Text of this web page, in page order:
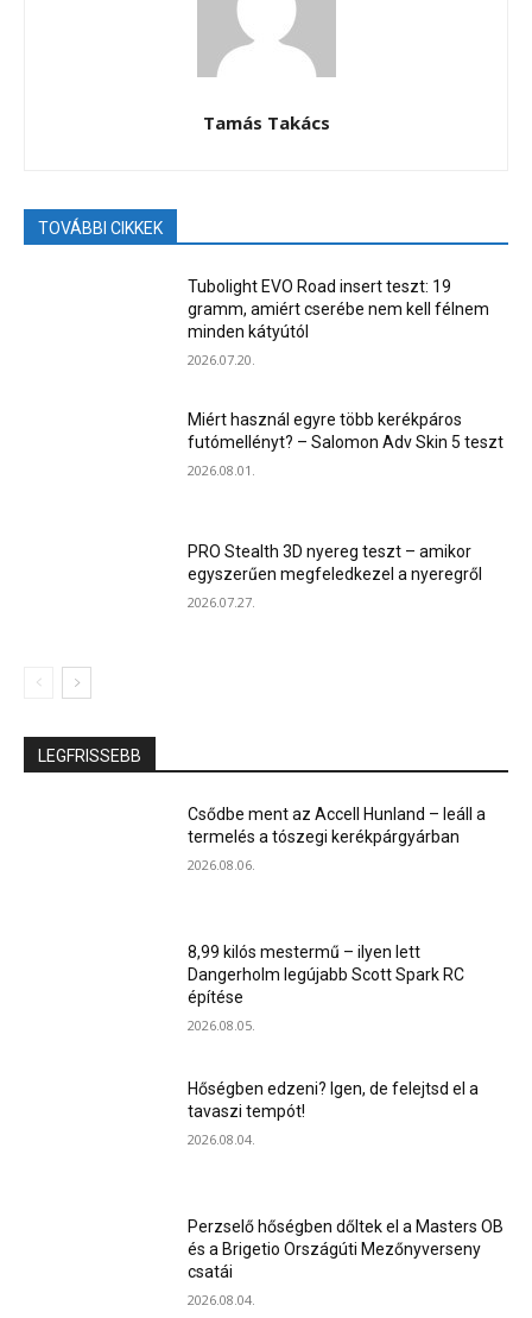
Tamás Takács
TOVÁBBI CIKKEK
Tubolight EVO Road insert teszt: 19
gramm, amiért cserébe nem kell félnem
minden kátyútól
2026.07.20.
Miért használ egyre több kerékpáros
futómellényt? – Salomon Adv Skin 5 teszt
2026.08.01.
PRO Stealth 3D nyereg teszt – amikor
egyszerűen megfeledkezel a nyeregről
2026.07.27.
LEGFRISSEBB
Csődbe ment az Accell Hunland – leáll a
termelés a tószegi kerékpárgyárban
2026.08.06.
8,99 kilós mestermű – ilyen lett
Dangerholm legújabb Scott Spark RC
építése
2026.08.05.
Hőségben edzeni? Igen, de felejtsd el a
tavaszi tempót!
2026.08.04.
Perzselő hőségben dőltek el a Masters OB
és a Brigetio Országúti Mezőnyverseny
csatái
2026.08.04.